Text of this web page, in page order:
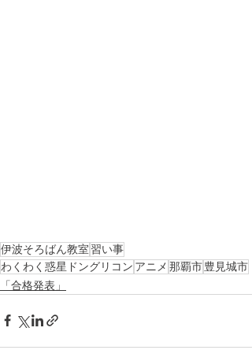
伊波そろばん教室 習い事
わくわく惑星ドングリコン アニメ 那覇市豊見城市
「合格発表」